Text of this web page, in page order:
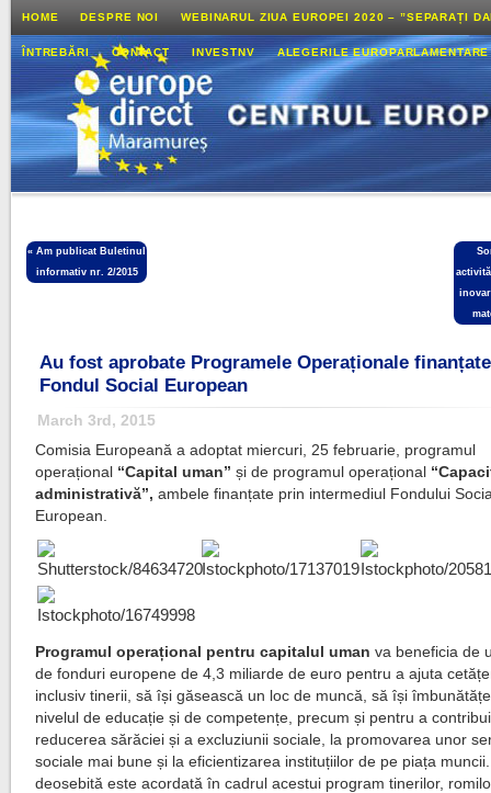
HOME DESPRE NOI WEBINARUL ZIUA EUROPEI 2020 – ”SEPARAȚI
ÎNTREBĂRI CONTACT INVESTNV ALEGERILE
«Am publicat Buletinul
informativ nr. 2/2015
Au fost aprobate Programele Operaționale
Fondul Social European
March 3rd, 2015
Comisia Europeană a adoptat miercuri, 25 februarie, programul
operațional “Capital uman” și de programul operațional
administrativă”,ambele finanțate prin intermediul Fondului
European.
Programul operațional pentru capitalul uman va beneficia de
de fonduri europene de 4,3 miliarde de euro pentru a ajuta
inclusiv tinerii, să își găsească un loc de muncă, să își
nivelul de educație și de competențe, precum și pentru a
reducerea sărăciei și a excluziunii sociale, la promovarea unor
sociale mai bune și la eficientizarea instituțiilor de pe piața
deosebită este acordată în cadrul acestui program tinerilor,